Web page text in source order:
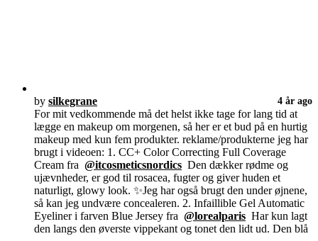
by silkegrane 4 år ago
For mit vedkommende må det helst ikke tage for lang tid at
lægge en makeup om morgenen, så her er et bud på en hurtig
makeup med kun fem produkter. reklame/produkterne jeg har
brugt i videoen: 1. CC+ Color Correcting Full Coverage
Cream fra @itcosmeticsnordics Den dækker rødme og
ujævnheder, er god til rosacea, fugter og giver huden et
naturligt, glowy look. ✨Jeg har også brugt den under øjnene,
så kan jeg undvære concealeren. 2. Infaillible Gel Automatic
Eyeliner i farven Blue Jersey fra @lorealparis Har kun lagt
den langs den øverste vippekant og tonet den lidt ud. Den blå